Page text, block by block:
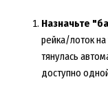
Назначьте
рейка/лоток
тянулась
доступно